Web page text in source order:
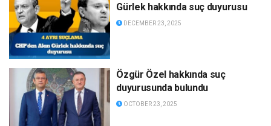
Gürlek hakkında suç duyurusu
DECEMBER 23, 2025
Özgür Özel hakkında suç
duyurusunda bulundu
OCTOBER 23, 2025